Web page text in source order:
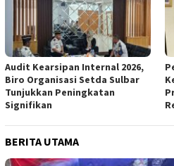
Audit Kearsipan Internal 2026,
Biro Organisasi Setda Sulbar
Tunjukkan Peningkatan
Signifikan
BERITA UTAMA